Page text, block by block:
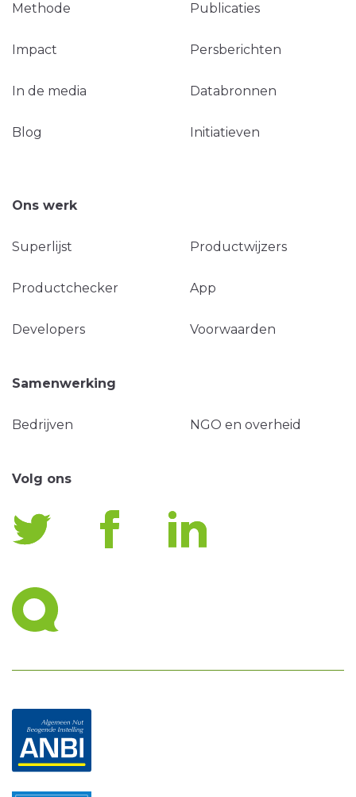
Methode Publicaties
Impact Persberichten
In de media Databronnen
Blog Initiatieven
Ons werk
Superlijst Productwijzers
Productchecker App
Developers Voorwaarden
Samenwerking
Bedrijven NGO en overheid
Volg ons